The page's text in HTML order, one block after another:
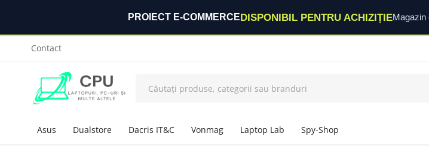
PROIECT E-COMMERCEDISPONIBIL PENTRU ACHIZIȚIEMagazin
Contact
Asus Dualstore Dacris IT&C Vonmag Laptop Lab Spy-Shop